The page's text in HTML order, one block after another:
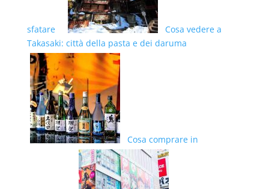
sfatare
Cosa vedere a
Takasaki: città della pasta e dei daruma
Cosa comprare in